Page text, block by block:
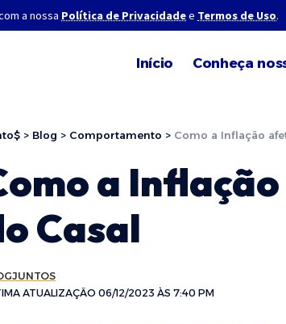
a nossa Política de Privacidadee Termos de Uso.
Início Conheça
> Blog > Comportamento > Como a Inflação
a
Casal
ATUALIZAÇÃO 06/12/2023 ÀS 7:40 PM